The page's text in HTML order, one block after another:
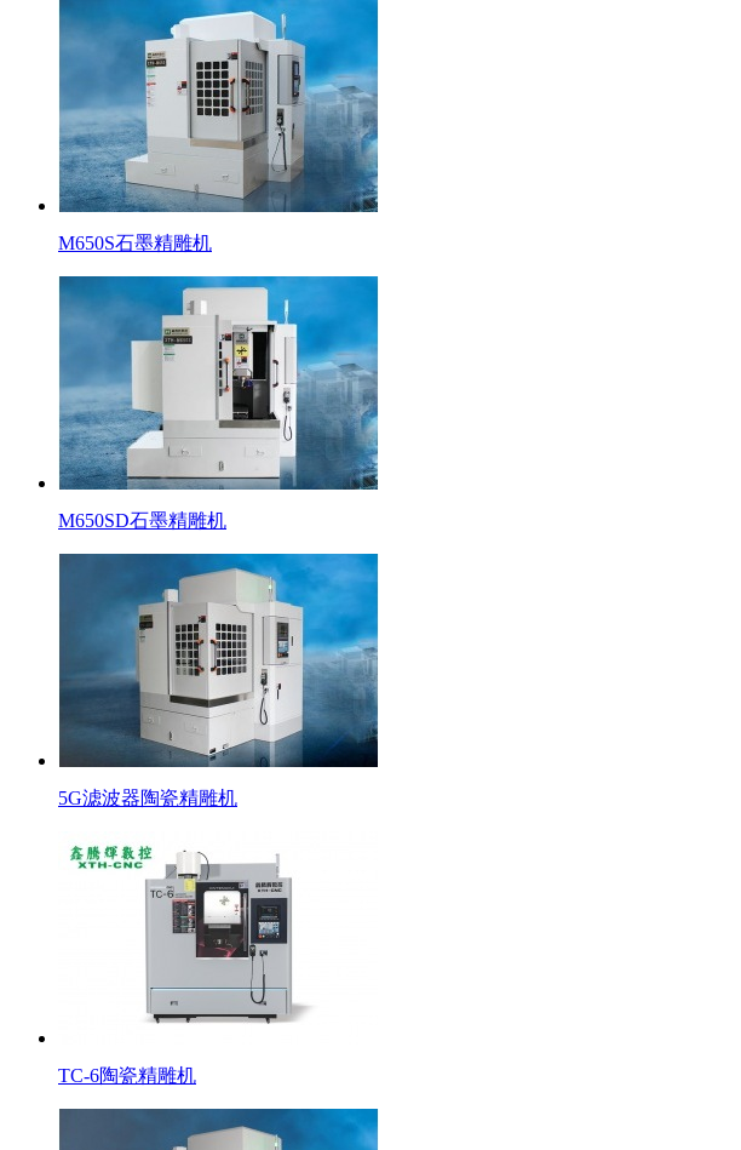
M650S石墨精雕机
M650SD石墨精雕机
5G滤波器陶瓷精雕机
TC-6陶瓷精雕机